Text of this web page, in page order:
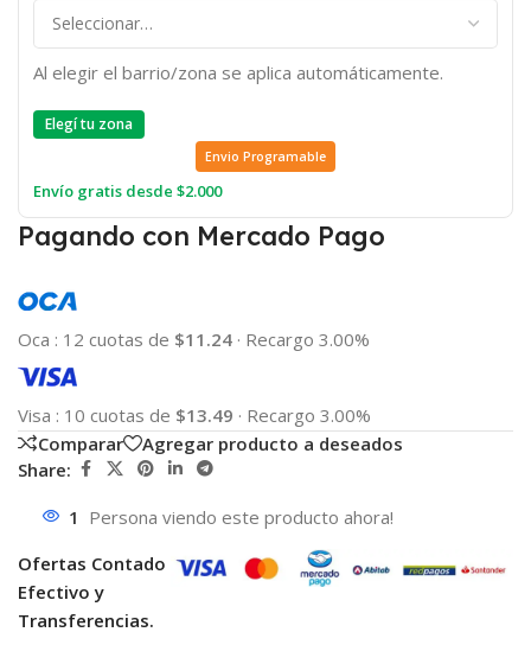
Al elegir el barrio/zona se aplica automáticamente.
Elegí tu zona
Envio Programable
Envío gratis desde $2.000
Pagando con Mercado Pago
Oca : 12 cuotas de $11.24 · Recargo 3.00%
Visa : 10 cuotas de $13.49 · Recargo 3.00%
Comparar
Agregar producto a deseados
Share:
1 Persona viendo este producto ahora!
Ofertas Contado
Efectivo y
Transferencias.